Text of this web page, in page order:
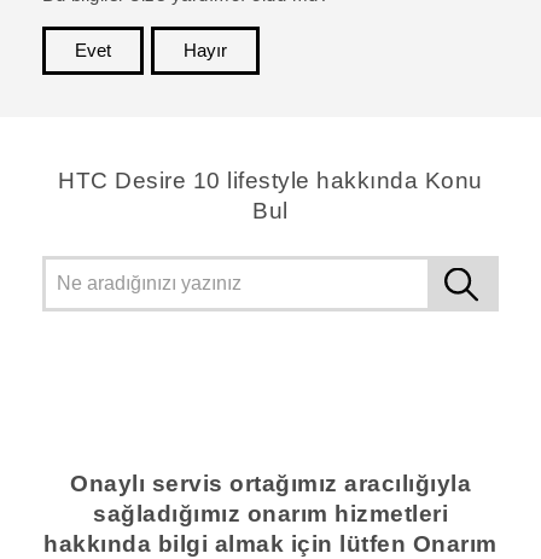
Evet
Hayır
HTC Desire 10 lifestyle hakkında Konu
Bul
Onaylı servis ortağımız aracılığıyla
sağladığımız onarım hizmetleri
hakkında bilgi almak için lütfen Onarım